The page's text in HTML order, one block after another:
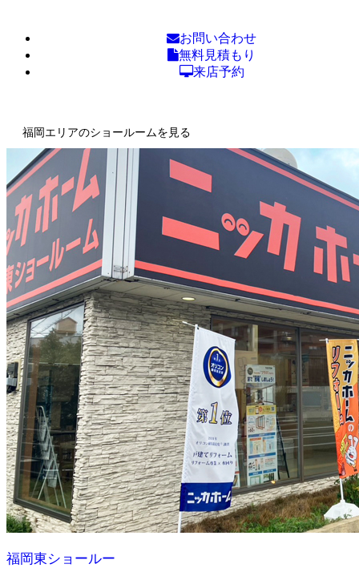
お問い合わせ
無料見積もり
来店予約
福岡エリアのショールームを見る
福岡東ショールー